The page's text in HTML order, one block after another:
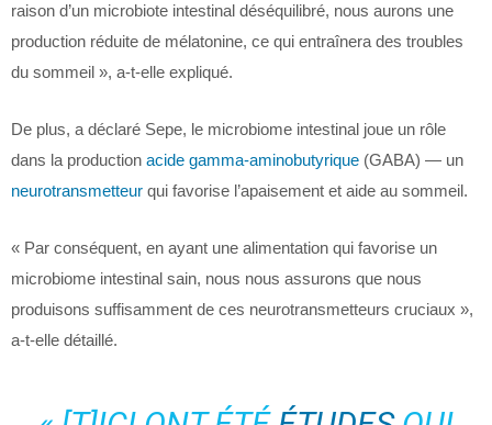
raison d’un microbiote intestinal déséquilibré, nous aurons une
production réduite de mélatonine, ce qui entraînera des troubles
du sommeil », a-t-elle expliqué.
De plus, a déclaré Sepe, le microbiome intestinal joue un rôle
dans la production acide gamma-aminobutyrique (GABA) — un
neurotransmetteur qui favorise l’apaisement et aide au sommeil.
« Par conséquent, en ayant une alimentation qui favorise un
microbiome intestinal sain, nous nous assurons que nous
produisons suffisamment de ces neurotransmetteurs cruciaux »,
a-t-elle détaillé.